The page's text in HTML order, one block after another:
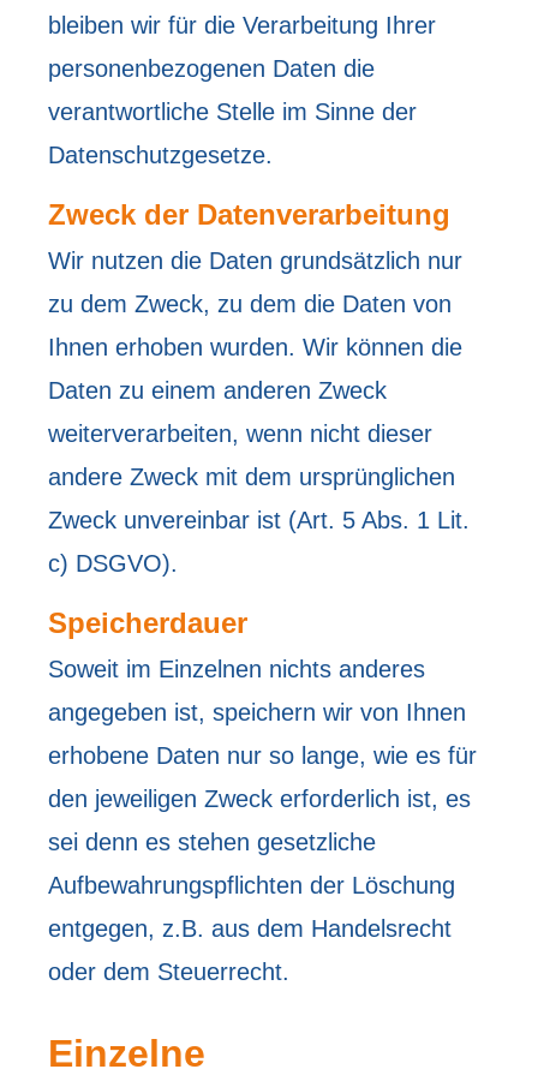
bleiben wir für die Verarbeitung Ihrer
personenbezogenen Daten die
verantwortliche Stelle im Sinne der
Datenschutzgesetze.
Zweck der Datenverarbeitung
Wir nutzen die Daten grundsätzlich nur
zu dem Zweck, zu dem die Daten von
Ihnen erhoben wurden. Wir können die
Daten zu einem anderen Zweck
weiterverarbeiten, wenn nicht dieser
andere Zweck mit dem ursprünglichen
Zweck unvereinbar ist (Art. 5 Abs. 1 Lit.
c) DSGVO).
Speicherdauer
Soweit im Einzelnen nichts anderes
angegeben ist, speichern wir von Ihnen
erhobene Daten nur so lange, wie es für
den jeweiligen Zweck erforderlich ist, es
sei denn es stehen gesetzliche
Aufbewahrungspflichten der Löschung
entgegen, z.B. aus dem Handelsrecht
oder dem Steuerrecht.
Einzelne